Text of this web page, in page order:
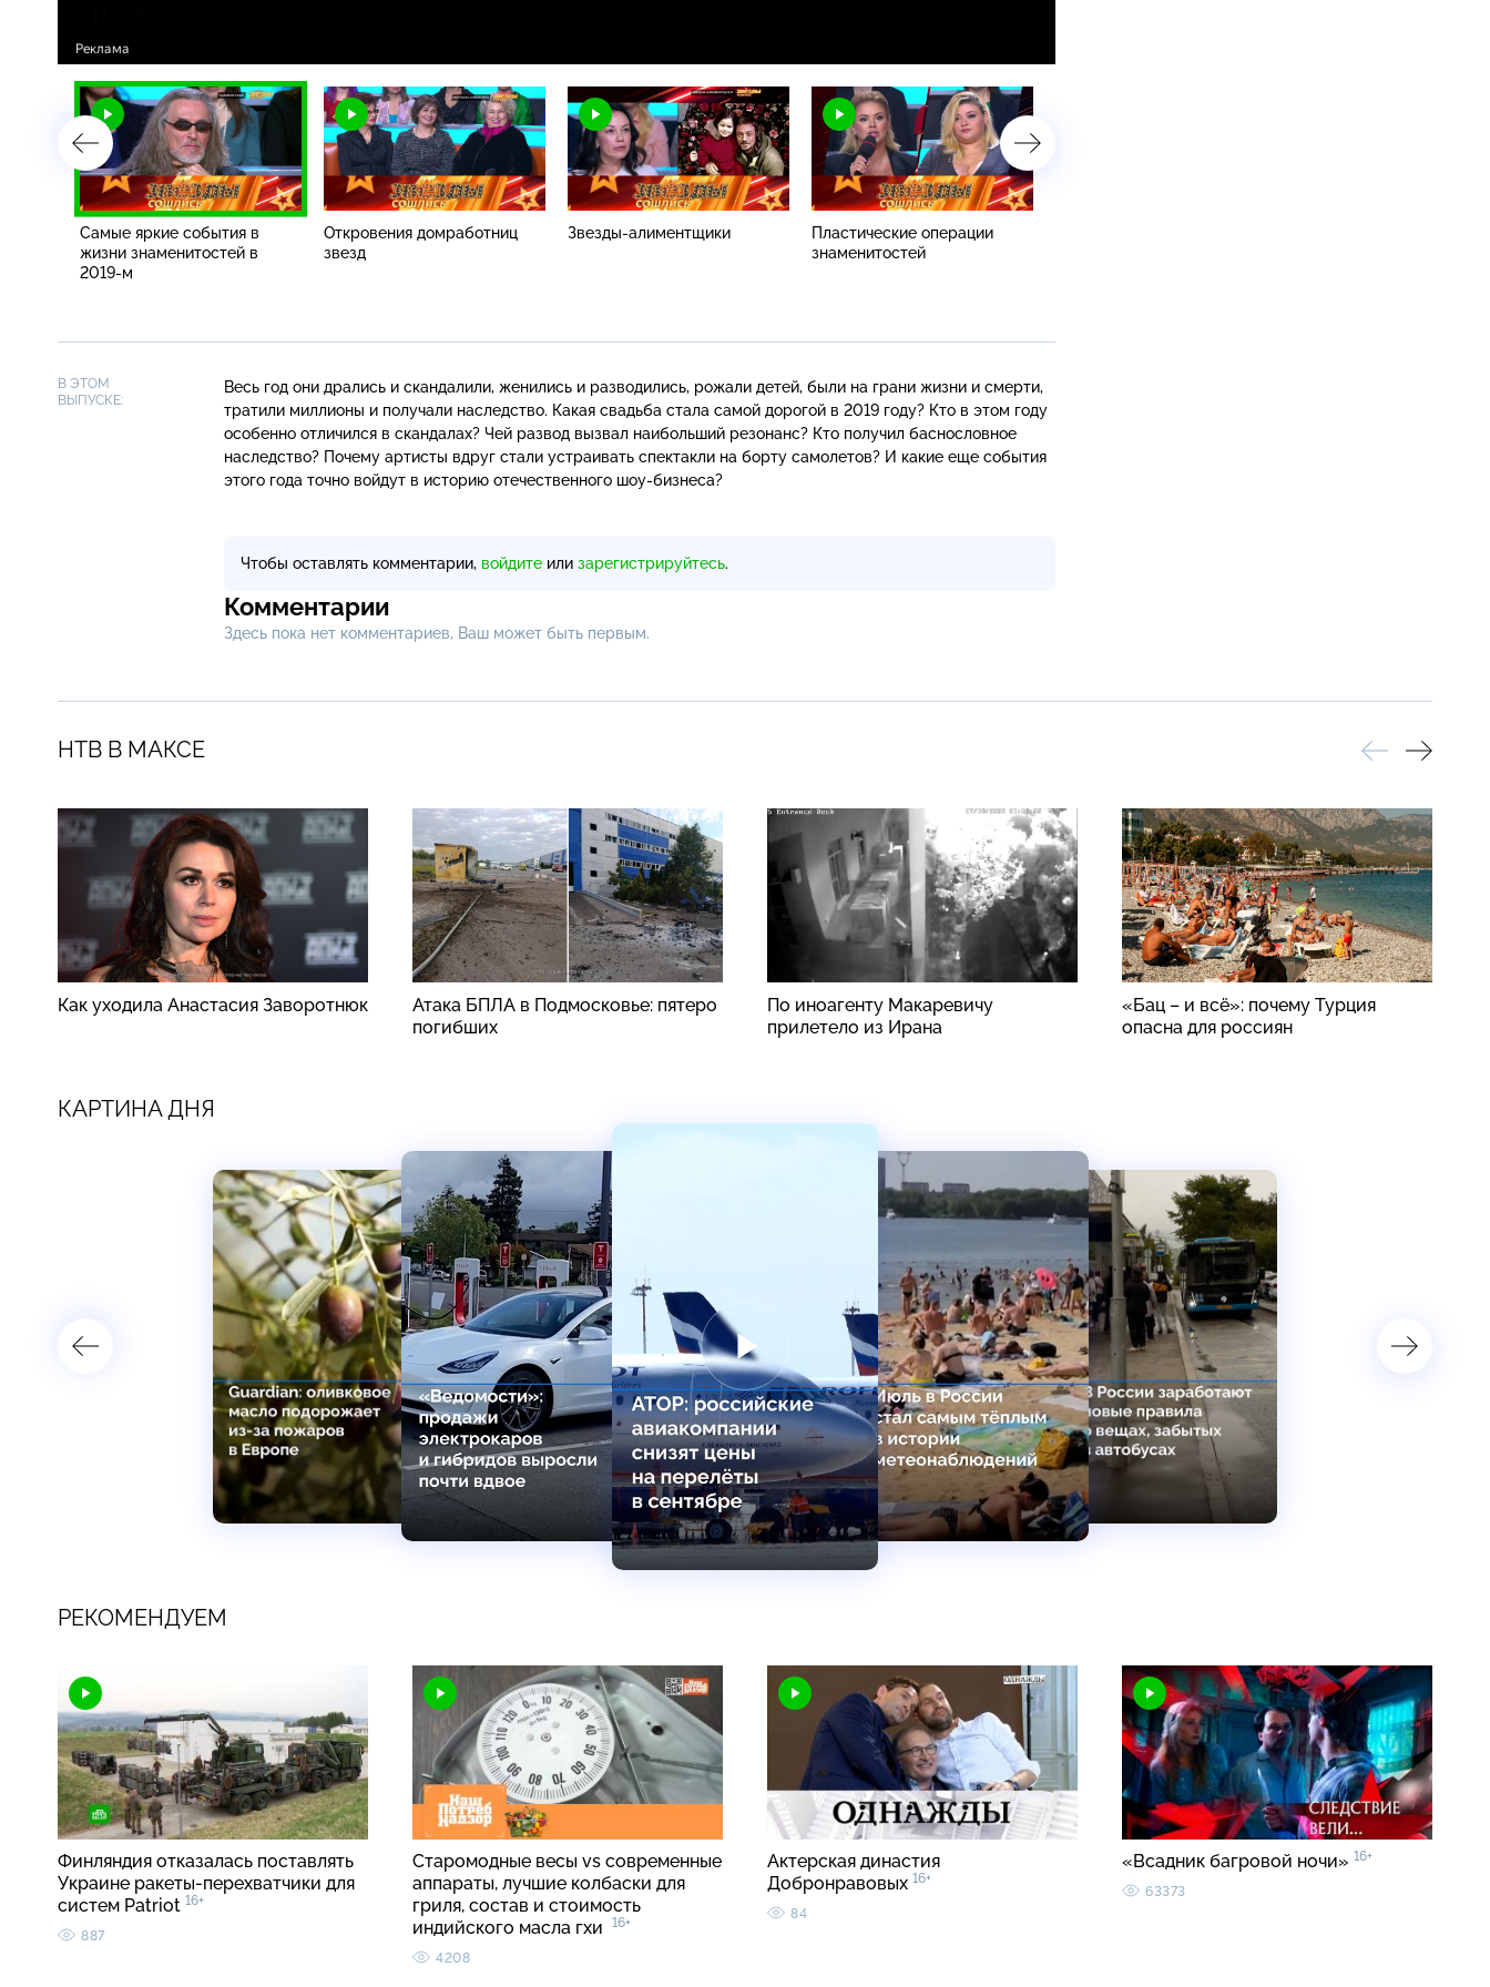
Самые яркие события в
жизни знаменитостей в
2019-м
Откровения домработниц
звезд
Звезды-алиментщики
Пластические операции
знаменитостей
В ЭТОМ
ВЫПУСКЕ:
Весь год они дрались и скандалили, женились и разводились, рожали детей, были на грани жизни и смерти,
тратили миллионы и получали наследство. Какая свадьба стала самой дорогой в 2019 году? Кто в этом году
особенно отличился в скандалах? Чей развод вызвал наибольший резонанс? Кто получил баснословное
наследство? Почему артисты вдруг стали устраивать спектакли на борту самолетов? И какие еще события
этого года точно войдут в историю отечественного шоу-бизнеса?
Чтобы оставлять комментарии, войдите или зарегистрируйтесь.
Комментарии
Здесь пока нет комментариев, Ваш может быть первым.
НТВ В МАКСЕ
Как уходила Анастасия Заворотнюк
Атака БПЛА в Подмосковье: пятеро
погибших
По иноагенту Макаревичу
прилетело из Ирана
«Бац – и всё»: почему Турция
опасна для россиян
КАРТИНА ДНЯ
РЕКОМЕНДУЕМ
Финляндия отказалась поставлять
Украине ракеты-перехватчики для
систем Patriot 16+
887
Старомодные весы vs современные
аппараты, лучшие колбаски для
гриля, состав и стоимость
индийского масла гхи
16+
4208
Актерская династия
Добронравовых 16+
84
«Всадник багровой ночи» 16+
63373